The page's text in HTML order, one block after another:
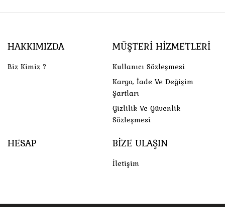
HAKKIMIZDA
Biz Kimiz ?
MÜŞTERI HIZMETLERI
Kullanıcı Sözleşmesi
Kargo, İade Ve Değişim
Şartları
Gizlilik Ve Güvenlik
Sözleşmesi
HESAP BIZE ULAŞIN
İletişim